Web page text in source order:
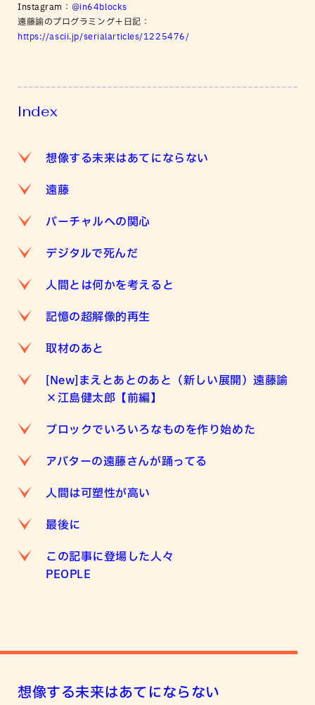
Instagram： @in64blocks
遠藤諭のプログラミング＋日記：
https://ascii.jp/serialarticles/1225476/
Index
想像する未来はあてにならない
遠藤
バーチャルへの関心
デジタルで死んだ
人間とは何かを考えると
記憶の超解像的再生
取材のあと
[New]まえとあとのあと（新しい展開）遠藤諭
×江島健太郎【前編】
ブロックでいろいろなものを作り始めた
アバターの遠藤さんが踊ってる
人間は可塑性が高い
最後に
この記事に登場した人々
PEOPLE
想像する未来はあてにならない